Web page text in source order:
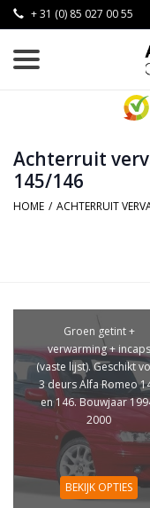
+ 31 (0) 85 027 00 55
Achterruit
145/146
HOME / ACHTERRUIT
Groen getint +
verwarming + incaps
(vaste lijst). Geschikt
3 deurs Alfa Romeo
en 146. Bouwjaar
2000
BEKIJK OPTIES